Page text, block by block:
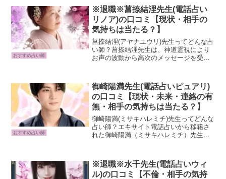
その頃から的確なリーディングと温かい
人柄で多くのリピータ...
おすすめ占い師
※退職※菖捺結浬先生(電話占い
リノア)の口コミ【現状・相手の
気持ちは当たる？】
菖捺結浬(アヤナユウリ)先生ってどんな占
い師？菖捺結浬先生は、神道霊視により
お声の波動から高次のメッセージを受け
縁・人間関係を好転へ導き、26年超の経
験と母性あふれる人...
おすすめ占い師
御崎陽満先生(電話占いピュアリ)
の口コミ【現状・未来・連絡の有
無・相手の気持ちは当たる？】
御崎陽満(ミサキハレミチ)先生ってどんな
占い師？エキサイト電話占いから移籍さ
れた御崎陽満（ミサキハレミチ）先生。
います。奄美ユタの教えをもとにした霊
感・霊視と、独自の「...
※退職※水千先生(電話占いウィ
ル)の口コミ【不倫・相手の気持